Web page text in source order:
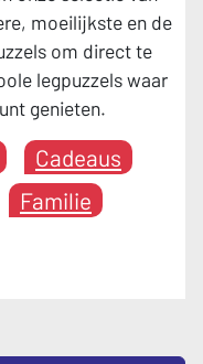
moeilijkste en de
om direct te
legpuzzels waar
genieten.
Cadeaus
Familie